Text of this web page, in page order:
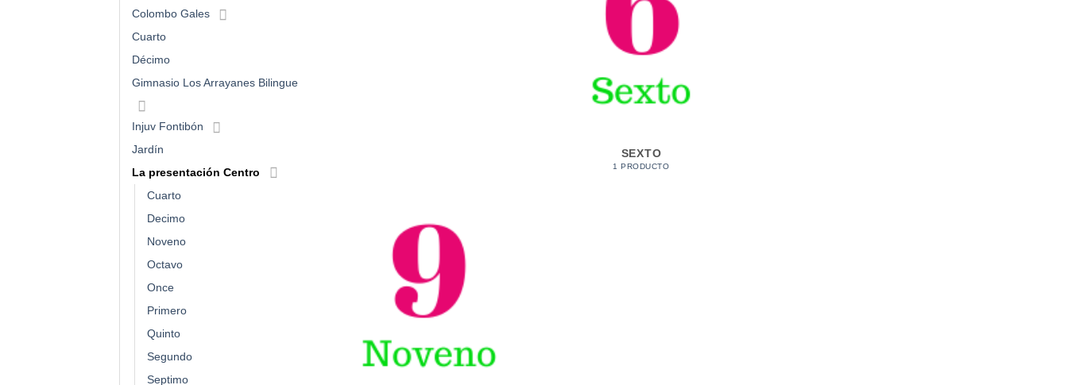
Colombo Gales
Cuarto
Décimo
Gimnasio Los Arrayanes Bilingue
Injuv Fontibón
Jardín
La presentación Centro
Cuarto
Decimo
Noveno
Octavo
Once
Primero
Quinto
Segundo
Septimo
SEXTO
1 PRODUCTO